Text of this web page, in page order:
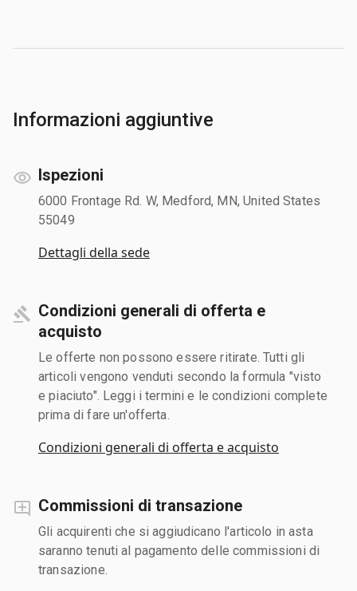
Informazioni aggiuntive
Ispezioni
6000 Frontage Rd. W, Medford, MN, United States
55049
Dettagli della sede
Condizioni generali di offerta e
acquisto
Le offerte non possono essere ritirate. Tutti gli
articoli vengono venduti secondo la formula "visto
e piaciuto". Leggi i termini e le condizioni complete
prima di fare un'offerta.
Condizioni generali di offerta e acquisto
Commissioni di transazione
Gli acquirenti che si aggiudicano l'articolo in asta
saranno tenuti al pagamento delle commissioni di
transazione.